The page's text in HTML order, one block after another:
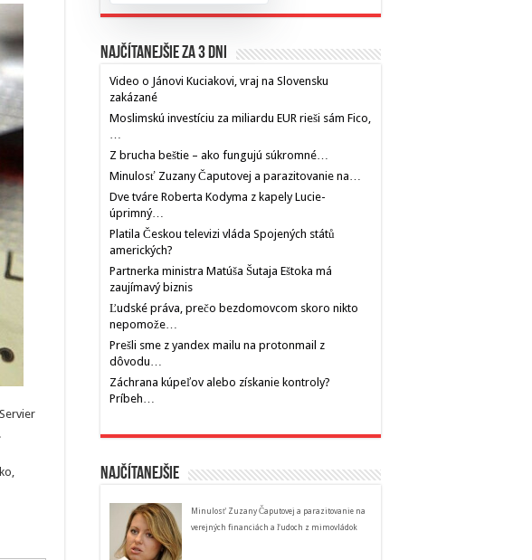
Najčítanejšie za 3 dni
Video o Jánovi Kuciakovi, vraj na Slovensku
zakázané
Moslimskú investíciu za miliardu EUR rieši sám Fico,
…
Z brucha beštie – ako fungujú súkromné…
Minulosť Zuzany Čaputovej a parazitovanie na…
Dve tváre Roberta Kodyma z kapely Lucie-
úprimný…
Platila Českou televizi vláda Spojených států
amerických?
Partnerka ministra Matúša Šutaja Eštoka má
zaujímavý biznis
Ľudské práva, prečo bezdomovcom skoro nikto
nepomože…
Prešli sme z yandex mailu na protonmail z
dôvodu…
Záchrana kúpeľov alebo získanie kontroly?
Príbeh…
Najčítanejšie
Minulosť Zuzany Čaputovej a parazitovanie na
verejných financiách a ľudoch z mimovládok